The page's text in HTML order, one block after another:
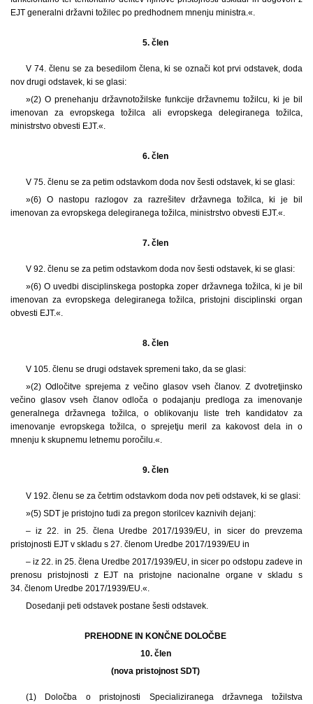
EJT generalni državni tožilec po predhodnem mnenju ministra.«.
5. člen
V 74. členu se za besedilom člena, ki se označi kot prvi odstavek, doda
nov drugi odstavek, ki se glasi:
»(2) O prenehanju državnotožilske funkcije državnemu tožilcu, ki je bil
imenovan za evropskega tožilca ali evropskega delegiranega tožilca,
ministrstvo obvesti EJT.«.
6. člen
V 75. členu se za petim odstavkom doda nov šesti odstavek, ki se glasi:
»(6) O nastopu razlogov za razrešitev državnega tožilca, ki je bil
imenovan za evropskega delegiranega tožilca, ministrstvo obvesti EJT.«.
7. člen
V 92. členu se za petim odstavkom doda nov šesti odstavek, ki se glasi:
»(6) O uvedbi disciplinskega postopka zoper državnega tožilca, ki je bil
imenovan za evropskega delegiranega tožilca, pristojni disciplinski organ
obvesti EJT.«.
8. člen
V 105. členu se drugi odstavek spremeni tako, da se glasi:
»(2) Odločitve sprejema z večino glasov vseh članov. Z dvotretjinsko
večino glasov vseh članov odloča o podajanju predloga za imenovanje
generalnega državnega tožilca, o oblikovanju liste treh kandidatov za
imenovanje evropskega tožilca, o sprejetju meril za kakovost dela in o
mnenju k skupnemu letnemu poročilu.«.
9. člen
V 192. členu se za četrtim odstavkom doda nov peti odstavek, ki se glasi:
»(5) SDT je pristojno tudi za pregon storilcev kaznivih dejanj:
– iz 22. in 25. člena Uredbe 2017/1939/EU, in sicer do prevzema
pristojnosti EJT v skladu s 27. členom Uredbe 2017/1939/EU in
– iz 22. in 25. člena Uredbe 2017/1939/EU, in sicer po odstopu zadeve in
prenosu pristojnosti z EJT na pristojne nacionalne organe v skladu s
34. členom Uredbe 2017/1939/EU.«.
Dosedanji peti odstavek postane šesti odstavek.
PREHODNE IN KONČNE DOLOČBE
10. člen
(nova pristojnost SDT)
(1) Določba o pristojnosti Specializiranega državnega tožilstva